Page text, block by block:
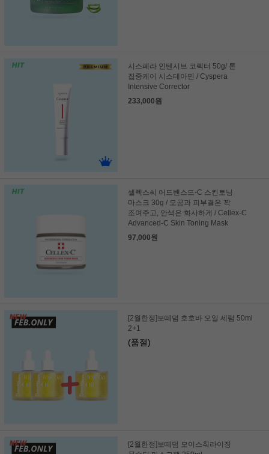
시스페라 인텐시브 코렉터 50g/ 톤
집중케어 시스테아민 / Cyspera
Intensive Corrector
233,000원
셀렉스씨 어드밴스드-C 스킨토닝
마스크 30g / 모공과 피부결은 꽉
조여주고, 안색은 화사하게 / Cellex-C
Advanced-C Skin Toning Mask
97,000원
[2월한정]보떼덤 호호바 오일 세럼 50ml
2+1
(품절)
[2월한정]보떼덤 모이스춰라이징